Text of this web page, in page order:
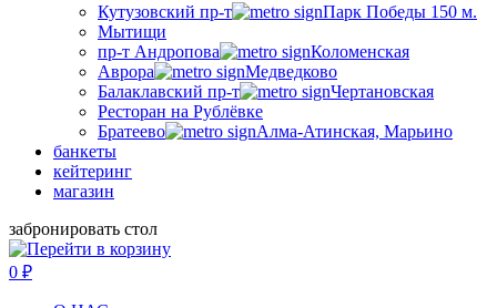
Кутузовский пр-т
Парк Победы 150 м.
Мытищи
пр-т Андропова
Коломенская
Аврора
Медведково
Балаклавский пр-т
Чертановская
Ресторан на Рублёвке
Братеево
Алма-Атинская, Марьино
банкеты
кейтеринг
магазин
забронировать стол
0 ₽